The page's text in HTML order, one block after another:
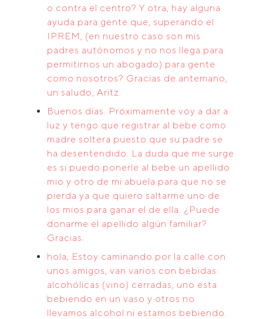
o contra el centro? Y otra, hay alguna
ayuda para gente que, superando el
IPREM, (en nuestro caso son mis
padres autónomos y no nos llega para
permitirnos un abogado) para gente
como nosotros? Gracias de antemano,
un saludo, Aritz.
Buenos días. Próximamente voy a dar a
luz y tengo que registrar al bebe como
madre soltera puesto que su padre se
ha desentendido. La duda que me surge
es si puedo ponerle al bebe un apellido
mio y otro de mi abuela para que no se
pierda ya que quiero saltarme uno de
los mios para ganar el de ella. ¿Puede
donarme el apellido algún familiar?
Gracias.
hola, Estoy caminando por la calle con
unos amigos, van varios con bebidas
alcohólicas (vino) cerradas, uno esta
bebiendo en un vaso y otros no
llevamos alcohol ni estamos bebiendo.